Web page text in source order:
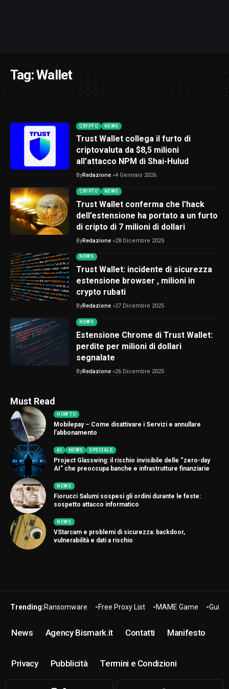
Tag:Wallet
CRYPTO NEWS
Trust Wallet collega il furto di
criptovaluta da $8,5 milioni
all’attacco NPM di Shai-Hulud
ByRedazione 4 Gennaio 2026
CRYPTO NEWS
Trust Wallet conferma che l’hack
dell’estensione ha portato a un furto
di cripto di 7 milioni di dollari
ByRedazione 28 Dicembre 2025
NEWS
Trust Wallet: incidente di sicurezza
estensione browser , milioni in
crypto rubati
ByRedazione 27 Dicembre 2025
NEWS
Estensione Chrome di Trust Wallet:
perdite per milioni di dollari
segnalate
ByRedazione 26 Dicembre 2025
Must Read
HOW TO
Mobilepay – Come disattivare i Servizi e annullare
l’abbonamento
AI NEWS SPECIALE
Project Glasswing: il rischio invisibile delle “zero-day
AI” che preoccupa banche e infrastrutture finanziarie
NEWS
Fiorucci Salumi sospesi gli ordini durante le feste:
sospetto attacco informatico
NEWS
VStarcam e problemi di sicurezza: backdoor,
vulnerabilità e dati a rischio
Trending:Ransomware Free Proxy List MAME Game Guide
News Agency Bismark.it Contatti Manifesto
Privacy Pubblicità Termini e Condizioni